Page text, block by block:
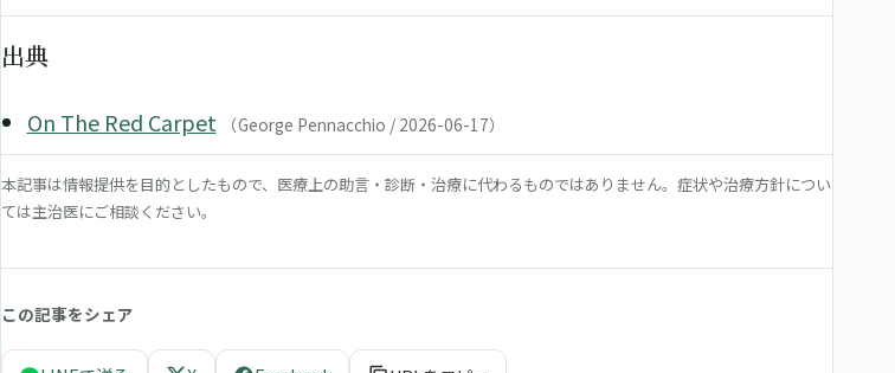
出典
On The Red Carpet （George Pennacchio / 2026-06-17）
本記事は情報提供を目的としたもので、医療上の助言・診断・治療に代わるものではありません。症状や治療方針につい
ては主治医にご相談ください。
この記事をシェア